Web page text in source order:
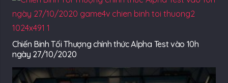
Chiến Binh Tối Thượng chính thức Alpha Test vào 10h
ngày 27/10/2020